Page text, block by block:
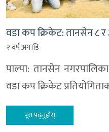
वडा कप क्रिकेट: तानसेन ८
२ वर्ष अगाडि
पाल्पा: तानसेन
वडा कप क्रिकेट
पूरा पढ्नुहोस्